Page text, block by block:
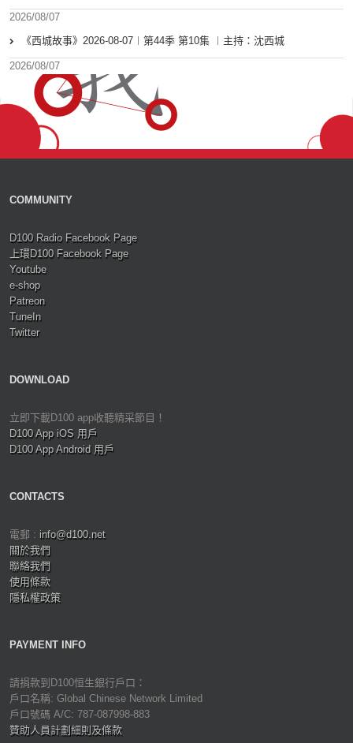
2026/08/07
《西城故事》2026-08-07︱第44季 第10集 ︱主持：沈西城
2026/08/07
COMMUNITY
D100 Radio Facebook Page
上環D100 Facebook Page
Youtube
e-shop
Patreon
TuneIn
Twitter
DOWNLOAD
立即下載D100 app收聽精采節目！
D100 App iOS 用戶
D100 App Android 用戶
CONTACTS
電郵 : info@d100.net
關於我們
聯絡我們
使用條款
隱私權政策
PAYMENT INFO
請捐款到D100恒生銀行戶口：
戶口名稱: Global Chinese Network Limited
戶口號碼 A/C: 787-087998-883
贊助人員計劃細則及條款